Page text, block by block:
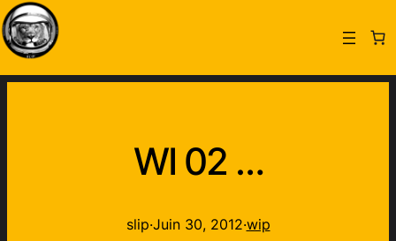
WI 02 …
slip·Juin 30, 2012·wip